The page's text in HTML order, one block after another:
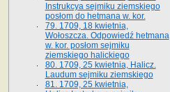
Instrukcya sejmiku ziemskiego
posłom do hetmana w. kor.
79. 1709, 18 kwietnia,
Wołoszcza. Odpowiedź hetmana
w. kor. posłom sejmiku
ziemskiego halickiego
80. 1709, 25 kwietnia, Halicz.
Laudum sejmiku ziemskiego
81. 1709, 25 kwietnia,